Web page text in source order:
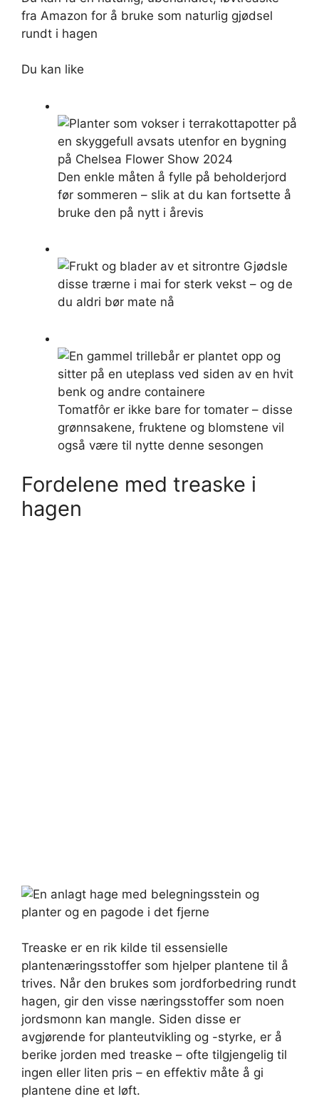
fra Amazon for å bruke som naturlig gjødsel
rundt i hagen
Du kan like
Den enkle måten å fylle på beholderjord
før sommeren – slik at du kan fortsette å
bruke den på nytt i årevis
Gjødsle
disse trærne i mai for sterk vekst – og de
du aldri bør mate nå
Tomatfôr er ikke bare for tomater – disse
grønnsakene, fruktene og blomstene vil
også være til nytte denne sesongen
Fordelene med treaske i
hagen
Treaske er en rik kilde til essensielle
plantenæringsstoffer som hjelper plantene til å
trives. Når den brukes som jordforbedring rundt
hagen, gir den visse næringsstoffer som noen
jordsmonn kan mangle. Siden disse er
avgjørende for planteutvikling og -styrke, er å
berike jorden med treaske – ofte tilgjengelig til
ingen eller liten pris – en effektiv måte å gi
plantene dine et løft.